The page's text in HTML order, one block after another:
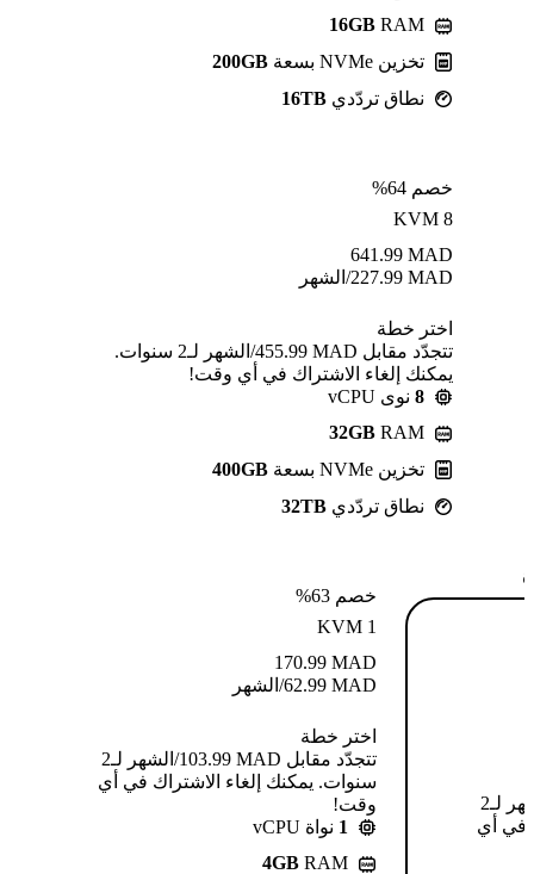
16GB RAM
تخزين NVMe بسعة
200GB
نطاق تردّدي 16TB
خصم 64%
KVM 8
MAD
641.99
MAD
227.99/الشهر
اختر خطة
تتجدّد مقابل MAD ⁦455.99⁩/الشهر لـ2 سنوات.
يمكنك إلغاء الاشتراك في أي وقت!
8 نوى vCPU
32GB RAM
تخزين NVMe بسعة
400GB
نطاق تردّدي 32TB
خصم 63%
KVM 1
MAD
170.99
MAD
62.99/الشهر
اختر خطة
تتجدّد مقابل MAD ⁦103.99⁩/الشهر لـ2
سنوات. يمكنك إلغاء الاشتراك في أي
وقت!
1 نواة vCPU
4GB RAM
تتجدّد مقابل MAD ⁦124.99⁩/الشهر لـ2
في أي